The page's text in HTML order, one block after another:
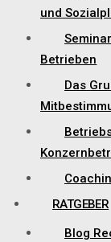
und
Betrieben
Das
RATGEBER
Blog